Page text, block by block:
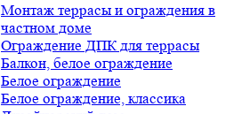
Монтаж террасы и ограждения в
частном доме
Ограждение ДПК для террасы
Балкон, белое ограждение
Белое ограждение
Белое ограждение, классика